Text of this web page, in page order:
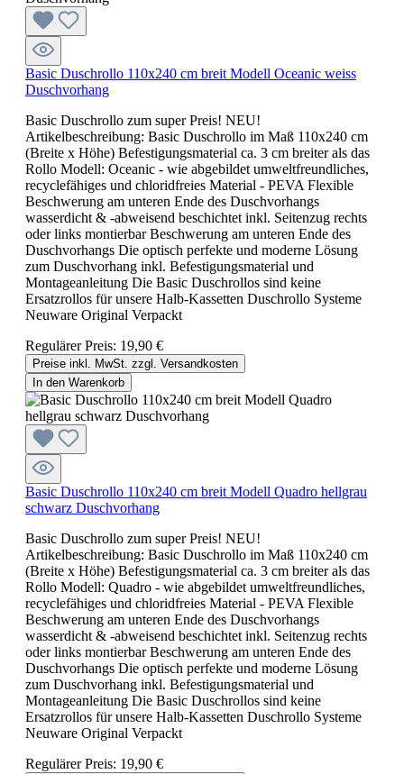
Basic Duschrollo 110x240 cm breit Modell Oceanic weiss
Duschvorhang
Basic Duschrollo zum super Preis! NEU!
Artikelbeschreibung: Basic Duschrollo im Maß 110x240 cm
(Breite x Höhe) Befestigungsmaterial ca. 3 cm breiter als das
Rollo Modell: Oceanic - wie abgebildet umweltfreundliches,
recyclefähiges und chloridfreies Material - PEVA Flexible
Beschwerung am unteren Ende des Duschvorhangs
wasserdicht & -abweisend beschichtet inkl. Seitenzug rechts
oder links montierbar Beschwerung am unteren Ende des
Duschvorhangs Die optisch perfekte und moderne Lösung
zum Duschvorhang inkl. Befestigungsmaterial und
Montageanleitung Die Basic Duschrollos sind keine
Ersatzrollos für unsere Halb-Kassetten Duschrollo Systeme
Neuware Original Verpackt
Regulärer Preis: 19,90 €
Preise inkl. MwSt. zzgl. Versandkosten
In den Warenkorb
Basic Duschrollo 110x240 cm breit Modell Quadro hellgrau
schwarz Duschvorhang
Basic Duschrollo zum super Preis! NEU!
Artikelbeschreibung: Basic Duschrollo im Maß 110x240 cm
(Breite x Höhe) Befestigungsmaterial ca. 3 cm breiter als das
Rollo Modell: Quadro - wie abgebildet umweltfreundliches,
recyclefähiges und chloridfreies Material - PEVA Flexible
Beschwerung am unteren Ende des Duschvorhangs
wasserdicht & -abweisend beschichtet inkl. Seitenzug rechts
oder links montierbar Beschwerung am unteren Ende des
Duschvorhangs Die optisch perfekte und moderne Lösung
zum Duschvorhang inkl. Befestigungsmaterial und
Montageanleitung Die Basic Duschrollos sind keine
Ersatzrollos für unsere Halb-Kassetten Duschrollo Systeme
Neuware Original Verpackt
Regulärer Preis: 19,90 €